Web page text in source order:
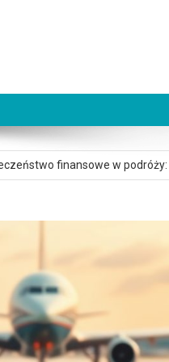
przepłacić za wyjazd przez
finansowe w
przepłacić za wyjazd przez
przepłacić za wyjazd przez
finansowe w